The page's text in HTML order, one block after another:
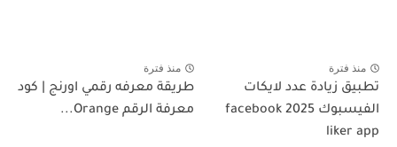
منذ فترة
تطبيق زيادة عدد لايكات
الفيسبوك 2025 facebook
liker app
منذ فترة
طريقة معرفه رقمي اورنج | كود
معرفة الرقم Orange...